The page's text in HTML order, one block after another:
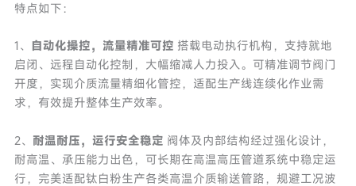
特点如下：
1、 自动化操控，流量精准可控 搭载电动执行机构，支持就地
启闭、远程自动化控制，大幅缩减人力投入。可精准调节阀门
开度，实现介质流量精细化管控，适配生产线连续化作业需
求，有效提升整体生产效率。
2、 耐温耐压，运行安全稳定 阀体及内部结构经过强化设计，
耐高温、承压能力出色，可长期在高温高压管道系统中稳定运
行，完美适配钛白粉生产各类高温介质输送管路，规避工况波